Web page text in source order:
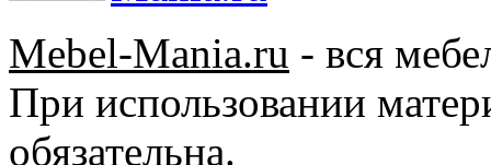
Mebel-Mania.ru - вся
При использовании
обязательна.